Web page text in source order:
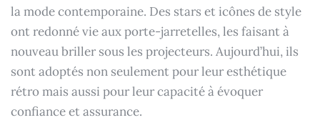
la mode contemporaine. Des stars et icônes de style
ont redonné vie aux porte-jarretelles, les faisant à
nouveau briller sous les projecteurs. Aujourd’hui, ils
sont adoptés non seulement pour leur esthétique
rétro mais aussi pour leur capacité à évoquer
confiance et assurance.